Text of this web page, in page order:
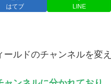
はてブ LINE
ルドのチャンネルを変